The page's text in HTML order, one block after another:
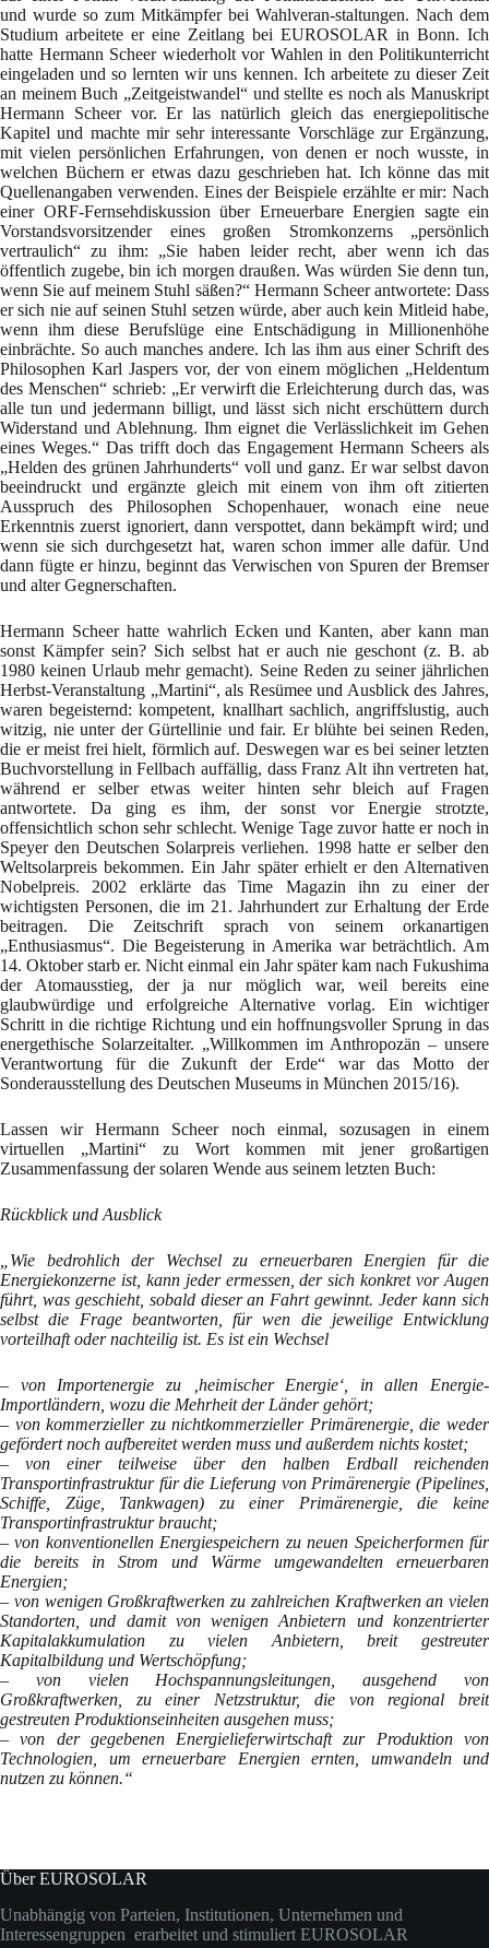
und wurde so zum Mitkämpfer bei Wahlveran-staltungen. Nach dem
Studium arbeitete er eine Zeitlang bei EUROSOLAR in Bonn. Ich
hatte Hermann Scheer wiederholt vor Wahlen in den Politikunterricht
eingeladen und so lernten wir uns kennen. Ich arbeitete zu dieser Zeit
an meinem Buch „Zeitgeistwandel“ und stellte es noch als Manuskript
Hermann Scheer vor. Er las natürlich gleich das energiepolitische
Kapitel und machte mir sehr interessante Vorschläge zur Ergänzung,
mit vielen persönlichen Erfahrungen, von denen er noch wusste, in
welchen Büchern er etwas dazu geschrieben hat. Ich könne das mit
Quellenangaben verwenden. Eines der Beispiele erzählte er mir: Nach
einer ORF-Fernsehdiskussion über Erneuerbare Energien sagte ein
Vorstandsvorsitzender eines großen Stromkonzerns „persönlich
vertraulich“ zu ihm: „Sie haben leider recht, aber wenn ich das
öffentlich zugebe, bin ich morgen draußen. Was würden Sie denn tun,
wenn Sie auf meinem Stuhl säßen?“ Hermann Scheer antwortete: Dass
er sich nie auf seinen Stuhl setzen würde, aber auch kein Mitleid habe,
wenn ihm diese Berufslüge eine Entschädigung in Millionenhöhe
einbrächte. So auch manches andere. Ich las ihm aus einer Schrift des
Philosophen Karl Jaspers vor, der von einem möglichen „Heldentum
des Menschen“ schrieb: „Er verwirft die Erleichterung durch das, was
alle tun und jedermann billigt, und lässt sich nicht erschüttern durch
Widerstand und Ablehnung. Ihm eignet die Verlässlichkeit im Gehen
eines Weges.“ Das trifft doch das Engagement Hermann Scheers als
„Helden des grünen Jahrhunderts“ voll und ganz. Er war selbst davon
beeindruckt und ergänzte gleich mit einem von ihm oft zitierten
Ausspruch des Philosophen Schopenhauer, wonach eine neue
Erkenntnis zuerst ignoriert, dann verspottet, dann bekämpft wird; und
wenn sie sich durchgesetzt hat, waren schon immer alle dafür. Und
dann fügte er hinzu, beginnt das Verwischen von Spuren der Bremser
und alter Gegnerschaften.
Hermann Scheer hatte wahrlich Ecken und Kanten, aber kann man
sonst Kämpfer sein? Sich selbst hat er auch nie geschont (z. B. ab
1980 keinen Urlaub mehr gemacht). Seine Reden zu seiner jährlichen
Herbst-Veranstaltung „Martini“, als Resümee und Ausblick des Jahres,
waren begeisternd: kompetent, knallhart sachlich, angriffslustig, auch
witzig, nie unter der Gürtellinie und fair. Er blühte bei seinen Reden,
die er meist frei hielt, förmlich auf. Deswegen war es bei seiner letzten
Buchvorstellung in Fellbach auffällig, dass Franz Alt ihn vertreten hat,
während er selber etwas weiter hinten sehr bleich auf Fragen
antwortete. Da ging es ihm, der sonst vor Energie strotzte,
offensichtlich schon sehr schlecht. Wenige Tage zuvor hatte er noch in
Speyer den Deutschen Solarpreis verliehen. 1998 hatte er selber den
Weltsolarpreis bekommen. Ein Jahr später erhielt er den Alternativen
Nobelpreis. 2002 erklärte das Time Magazin ihn zu einer der
wichtigsten Personen, die im 21. Jahrhundert zur Erhaltung der Erde
beitragen. Die Zeitschrift sprach von seinem orkanartigen
„Enthusiasmus“. Die Begeisterung in Amerika war beträchtlich. Am
14. Oktober starb er. Nicht einmal ein Jahr später kam nach Fukushima
der Atomausstieg, der ja nur möglich war, weil bereits eine
glaubwürdige und erfolgreiche Alternative vorlag. Ein wichtiger
Schritt in die richtige Richtung und ein hoffnungsvoller Sprung in das
energethische Solarzeitalter. „Willkommen im Anthropozän – unsere
Verantwortung für die Zukunft der Erde“ war das Motto der
Sonderausstellung des Deutschen Museums in München 2015/16).
Lassen wir Hermann Scheer noch einmal, sozusagen in einem
virtuellen „Martini“ zu Wort kommen mit jener großartigen
Zusammenfassung der solaren Wende aus seinem letzten Buch:
Rückblick und Ausblick
„Wie bedrohlich der Wechsel zu erneuerbaren Energien für die
Energiekonzerne ist, kann jeder ermessen, der sich konkret vor Augen
führt, was geschieht, sobald dieser an Fahrt gewinnt. Jeder kann sich
selbst die Frage beantworten, für wen die jeweilige Entwicklung
vorteilhaft oder nachteilig ist. Es ist ein Wechsel
– von Importenergie zu ‚heimischer Energie‘, in allen Energie-
Importländern, wozu die Mehrheit der Länder gehört;
– von kommerzieller zu nichtkommerzieller Primärenergie, die weder
gefördert noch aufbereitet werden muss und außerdem nichts kostet;
– von einer teilweise über den halben Erdball reichenden
Transportinfrastruktur für die Lieferung von Primärenergie (Pipelines,
Schiffe, Züge, Tankwagen) zu einer Primärenergie, die keine
Transportinfrastruktur braucht;
– von konventionellen Energiespeichern zu neuen Speicherformen für
die bereits in Strom und Wärme umgewandelten erneuerbaren
Energien;
– von wenigen Großkraftwerken zu zahlreichen Kraftwerken an vielen
Standorten, und damit von wenigen Anbietern und konzentrierter
Kapitalakkumulation zu vielen Anbietern, breit gestreuter
Kapitalbildung und Wertschöpfung;
– von vielen Hochspannungsleitungen, ausgehend von
Großkraftwerken, zu einer Netzstruktur, die von regional breit
gestreuten Produktionseinheiten ausgehen muss;
– von der gegebenen Energielieferwirtschaft zur Produktion von
Technologien, um erneuerbare Energien ernten, umwandeln und
nutzen zu können.“
Über EUROSOLAR
Unabhängig von Parteien, Institutionen, Unternehmen und
Interessengruppen erarbeitet und stimuliert EUROSOLAR